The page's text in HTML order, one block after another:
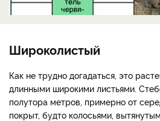
Широколистый
Как не трудно догадаться, это
длинными широкими листьями.
полутора метров, примерно от
покрыт, будто колосьями,